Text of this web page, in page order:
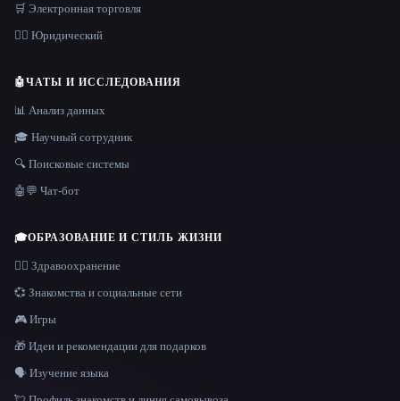
🛒 Электронная торговля
👩‍⚖️ Юридический
🤖ЧАТЫ И ИССЛЕДОВАНИЯ
📊 Анализ данных
🎓 Научный сотрудник
🔍 Поисковые системы
🤖💬 Чат-бот
🎓ОБРАЗОВАНИЕ И СТИЛЬ ЖИЗНИ
👩‍⚕️ Здравоохранение
💞 Знакомства и социальные сети
🎮 Игры
🎁 Идеи и рекомендации для подарков
🗣️ Изучение языка